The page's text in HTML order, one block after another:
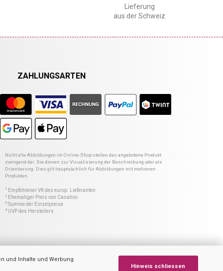
und Inhalte und Werbung
Hinweis schliessen
Lieferung
aus der Schweiz
ZAHLUNGSARTEN
Nicht alle Abbildungen im Online-Shop stellen das angebotene Produkt
zwingend dar. Sie dienen zur Visualisierung der Beschreibung oder als
Orientierung. Dies gilt hauptsächlich für Abbildungen mit mehreren
Produkten.
1 Empfohlener VK des europ. Lieferanten
2 Ehemaliger Preis von Casativo
3 Summe der Einzelpreise
4UVP des Herstellers